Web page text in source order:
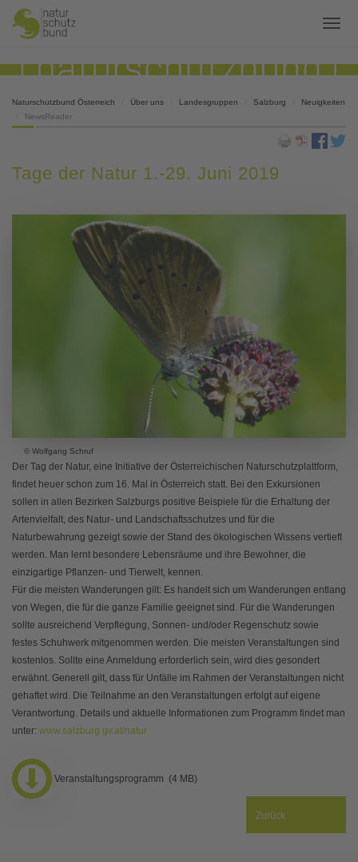
Naturschutzbund Österreich Über uns Landesgruppen Salzburg
Neuigkeiten
NewsReader
Tage der Natur 1.-29. Juni 2019
© Wolfgang Schruf
Der Tag der Natur, eine Initiative der Österreichischen Naturschutzplattform,
findet heuer schon zum 16. Mal in Österreich statt. Bei den Exkursionen
sollen in allen Bezirken Salzburgs positive Beispiele für die Erhaltung der
Artenvielfalt, des Natur- und Landschaftsschutzes und für die
Naturbewahrung gezeigt sowie der Stand des ökologischen Wissens vertieft
werden. Man lernt besondere Lebensräume und ihre Bewohner, die
einzigartige Pflanzen- und Tierwelt, kennen.
Für die meisten Wanderungen gilt: Es handelt sich um Wanderungen entlang
von Wegen, die für die ganze Familie geeignet sind. Für die Wanderungen
sollte ausreichend Verpflegung, Sonnen- und/oder Regenschutz sowie
festes Schuhwerk mitgenommen werden. Die meisten Veranstaltungen sind
kostenlos. Sollte eine Anmeldung erforderlich sein, wird dies gesondert
erwähnt. Generell gilt, dass für Unfälle im Rahmen der Veranstaltungen nicht
gehaftet wird. Die Teilnahme an den Veranstaltungen erfolgt auf eigene
Verantwortung. Details und aktuelle Informationen zum Programm findet man
unter: www.salzburg.gv.at/natur
Veranstaltungsprogramm (4 MB)
Zurück